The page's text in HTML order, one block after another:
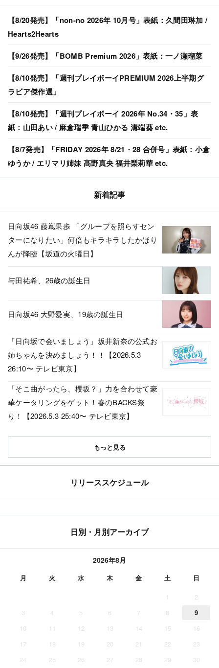
【8/20発売】「non-no 2026年 10月号」表紙：久間田琳加 /
Hearts2Hearts
【9/26発売】「BOMB Premium 2026」表紙：一ノ瀬瑠菜
【8/10発売】「週刊プレイボーイPREMIUM 2026上半期グ
ラビア傑作選」
【8/10発売】「週刊プレイボーイ 2026年 No.34・35」表
紙：山田あい / 麻倉瑞季 青山ひかる 溝端葵 etc.
【8/7発売】「FRIDAY 2026年 8/21・28 合併号」表紙：小倉
ゆうか / エリマリ姉妹 髙野真央 福井梨莉華 etc.
新着記事
日向坂46 藤嶌果歩 「グループを照らすセン
ターになりたい」何倍もキラキラしたかほり
んが降臨【坂道の火曜日】
与田祐希、26歳の誕生日
日向坂46 大野愛実、19歳の誕生日
「日向坂で会いましょう」坂井新奈の公式お
姉ちゃんを決めましょう！！【2026.5.3
26:10〜 テレビ東京】
「そこ曲がったら、櫻坂？」力を合わせて豪
華ケータリングをゲット！春のBACKS祭
り！【2026.5.3 25:40〜 テレビ東京】
もっと見る
リリーススケジュール
日別・月別アーカイブ
2026年8月
月 火 水 木 金 土 日
1
2
3
4 5 6 7 8
9
10
11 12 13 14 15
16
17
18 19 20 21 22
23
24
25 26 27 28 29
30